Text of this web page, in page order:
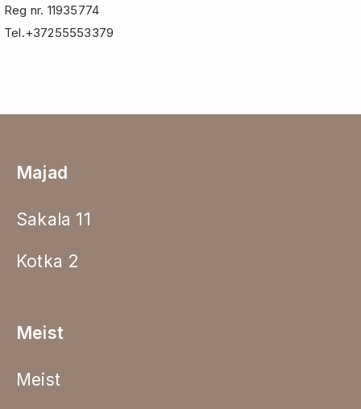
Reg nr. 11935774
Tel.+37255553379
Majad
Sakala 11
Kotka 2
Meist
Meist